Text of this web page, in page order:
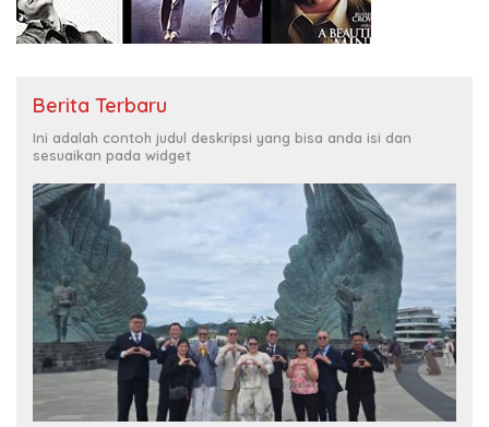
Berita Terbaru
Ini adalah contoh judul deskripsi yang bisa anda isi dan
sesuaikan pada widget